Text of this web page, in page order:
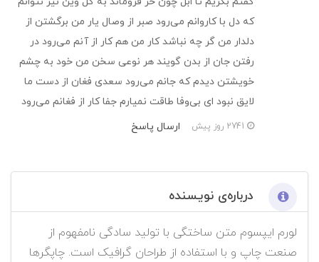
که دل با کاروانم می‌رود صبر از وصال یار من برگشتن از
دلدار من گر چه نباشد کار من هم کار از آنم می‌رود در
رفتن جان از بدن گویند هر نوعی سخن من خود به چشم
خویشتن دیدم که جانم می‌رود سعدی فغان از دست ما
لایق نبود ای بی‌وفا طاقت نمیارم جفا کار از فغانم می‌رود
ارسال پاسخ
درباره‌ی نویسنده
لورم ایپسوم متن ساختگی با تولید سادگی نامفهوم از
صنعت چاپ و با استفاده از طراحان گرافیک است. چاپگرها